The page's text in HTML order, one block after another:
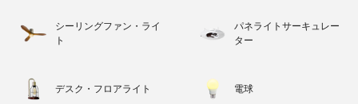
シーリングファン・ライ
ト
パネライトサーキュレー
ター
デスク・フロアライト 電球